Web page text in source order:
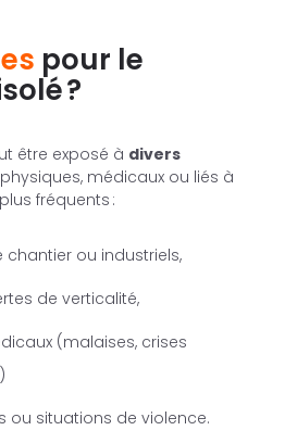
pour le
?
être exposé à divers
physiques, médicaux ou liés à
fréquents :
ou industriels,
de verticalité,
(malaises, crises
ou situations de violence.